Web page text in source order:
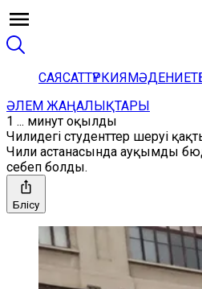
САЯСАТТҮРКИЯМӘДЕНИЕТ
ӘЛЕМ ЖАҢАЛЫҚТАРЫ
1 ... минут оқылды
Чилидегі студенттер шеруі
Чили астанасында ауқымды
себеп болды.
Бөлісу